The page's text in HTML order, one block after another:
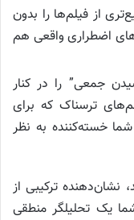
از فیلم‌ها را بدون
اضطراری واقعی هم
جمعی” را در کنار
ترسناک که برای
خسته‌کننده به نظر
نشان‌دهنده ترکیبی از
یک تحلیلگر منطقی